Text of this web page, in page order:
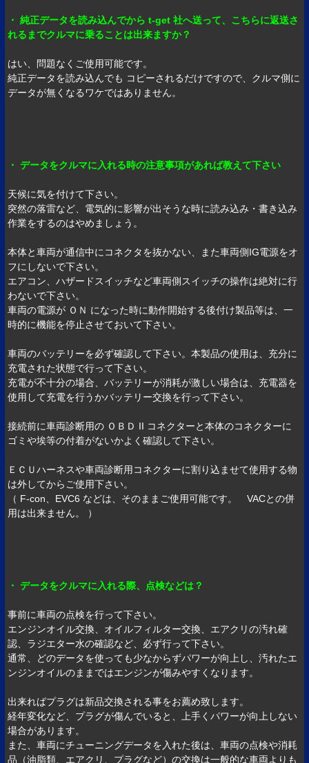
・ 純正データを読み込んでから t-get 社へ送って、こちらに返送さ
れるまでクルマに乗ることは出来ますか？
はい、問題なくご使用可能です。
純正データを読み込んでも コピーされるだけですので、クルマ側に
データが無くなるワケではありません。
・ データをクルマに入れる時の注意事項があれば教えて下さい
天候に気を付けて下さい。
突然の落雷など、電気的に影響が出そうな時に読み込み・書き込み
作業をするのはやめましょう。
本体と車両が通信中にコネクタを抜かない、また車両側IG電源をオ
フにしないで下さい。
エアコン、ハザードスイッチなど車両側スイッチの操作は絶対に行
わないで下さい。
車両の電源が ＯＮ になった時に動作開始する後付け製品等は、一
時的に機能を停止させておいて下さい。
車両のバッテリーを必ず確認して下さい。本製品の使用は、充分に
充電された状態で行って下さい。
充電が不十分の場合、バッテリーが消耗が激しい場合は、充電器を
使用して充電を行うかバッテリー交換を行って下さい。
接続前に車両診断用の ＯＢＤ II コネクターと本体のコネクターに
ゴミや埃等の付着がないかよく確認して下さい。
ＥＣＵハーネスや車両診断用コネクターに割り込ませて使用する物
は外してからご使用下さい。
（ F-con、EVC6 などは、そのままご使用可能です。 VACとの併
用は出来ません。 ）
・ データをクルマに入れる際、点検などは？
事前に車両の点検を行って下さい。
エンジンオイル交換、オイルフィルター交換、エアクリの汚れ確
認、ラジエター水の確認など、必ず行って下さい。
通常、どのデータを使っても少なからずパワーが向上し、汚れたエ
ンジンオイルのままではエンジンが傷みやすくなります。
出来ればプラグは新品交換される事をお薦め致します。
経年変化など、プラグが傷んでいると、上手くパワーが向上しない
場合があります。
また、車両にチューニングデータを入れた後は、車両の点検や消耗
品（油脂類、エアクリ、プラグなど）の交換は一般的な車両よりも